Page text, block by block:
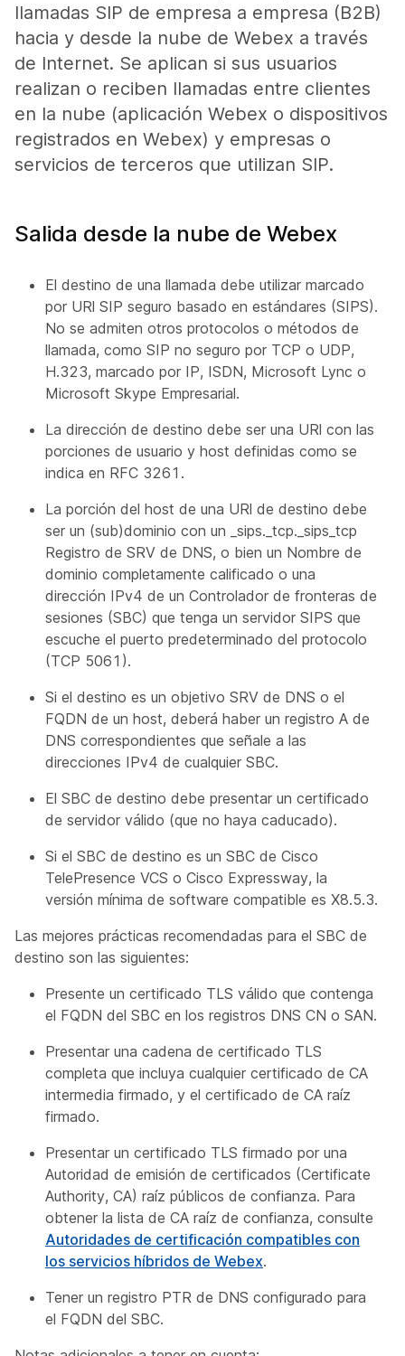
llamadas SIP de empresa a empresa (B2B)
hacia y desde la nube de Webex a través
de Internet. Se aplican si sus usuarios
realizan o reciben llamadas entre clientes
en la nube (aplicación Webex o dispositivos
registrados en Webex) y empresas o
servicios de terceros que utilizan SIP.
Salida desde la nube de Webex
El destino de una llamada debe utilizar marcado
por URl SIP seguro basado en estándares (SIPS).
No se admiten otros protocolos o métodos de
llamada, como SIP no seguro por TCP o UDP,
H.323, marcado por IP, ISDN, Microsoft Lync o
Microsoft Skype Empresarial.
La dirección de destino debe ser una URl con las
porciones de usuario y host definidas como se
indica en RFC 3261.
La porción del host de una URl de destino debe
ser un (sub)dominio con un _sips._tcp._sips_tcp
Registro de SRV de DNS, o bien un Nombre de
dominio completamente calificado o una
dirección IPv4 de un Controlador de fronteras de
sesiones (SBC) que tenga un servidor SIPS que
escuche el puerto predeterminado del protocolo
(TCP 5061).
Si el destino es un objetivo SRV de DNS o el
FQDN de un host, deberá haber un registro A de
DNS correspondientes que señale a las
direcciones IPv4 de cualquier SBC.
El SBC de destino debe presentar un certificado
de servidor válido (que no haya caducado).
Si el SBC de destino es un SBC de Cisco
TelePresence VCS o Cisco Expressway, la
versión mínima de software compatible es X8.5.3.
Las mejores prácticas recomendadas para el SBC de
destino son las siguientes:
Presente un certificado TLS válido que contenga
el FQDN del SBC en los registros DNS CN o SAN.
Presentar una cadena de certificado TLS
completa que incluya cualquier certificado de CA
intermedia firmado, y el certificado de CA raíz
firmado.
Presentar un certificado TLS firmado por una
Autoridad de emisión de certificados (Certificate
Authority, CA) raíz públicos de confianza. Para
obtener la lista de CA raíz de confianza, consulte
Autoridades de certificación compatibles con
los servicios híbridos de Webex.
Tener un registro PTR de DNS configurado para
el FQDN del SBC.